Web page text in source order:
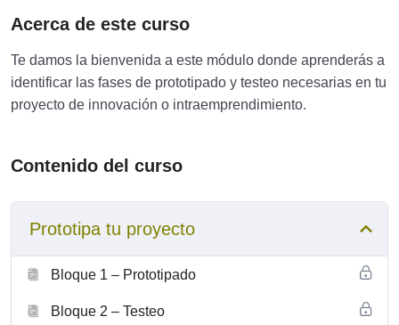
Acerca de este curso
Te damos la bienvenida a este módulo donde aprenderás a
identificar las fases de prototipado y testeo necesarias en tu
proyecto de innovación o intraemprendimiento.
Contenido del curso
Prototipa tu proyecto
Bloque 1 – Prototipado
Bloque 2 – Testeo